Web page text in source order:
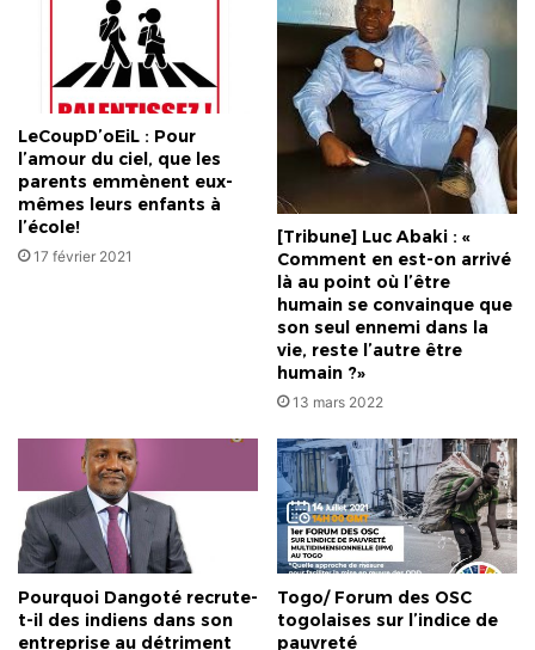
LeCoupD’oEiL : Pour
l’amour du ciel, que les
parents emmènent eux-
mêmes leurs enfants à
l’école!
17 février 2021
[Tribune] Luc Abaki : «
Comment en est-on arrivé
là au point où l’être
humain se convainque que
son seul ennemi dans la
vie, reste l’autre être
humain ?»
13 mars 2022
Pourquoi Dangoté recrute-
t-il des indiens dans son
entreprise au détriment
Togo/ Forum des OSC
togolaises sur l’indice de
pauvreté